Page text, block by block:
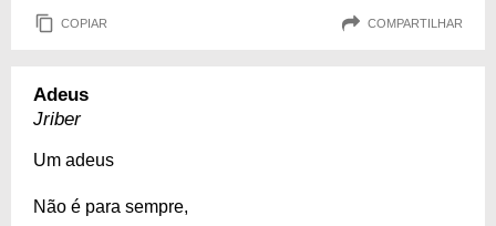
COPIAR COMPARTILHAR
Adeus
Jriber
Um adeus
Não é para sempre,